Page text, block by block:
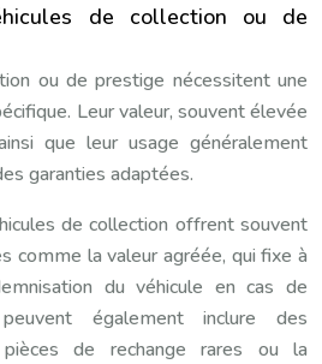
de collection ou de
ou de prestige nécessitent une
Leur valeur, souvent élevée
que leur usage généralement
garanties adaptées.
de collection offrent souvent
comme la valeur agréée, qui fixe à
du véhicule en cas de
également inclure des
de rechange rares ou la